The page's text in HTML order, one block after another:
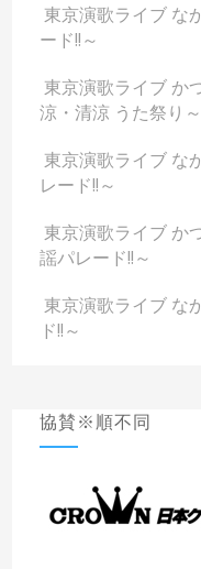
東京演歌ライブ
ード!!～
東京演歌ライブ か
涼・清涼 うた祭り～
東京演歌ライブ
レード!!～
東京演歌ライブ
謡パレード!!～
東京演歌ライブ な
ド!!～
協賛※順不同